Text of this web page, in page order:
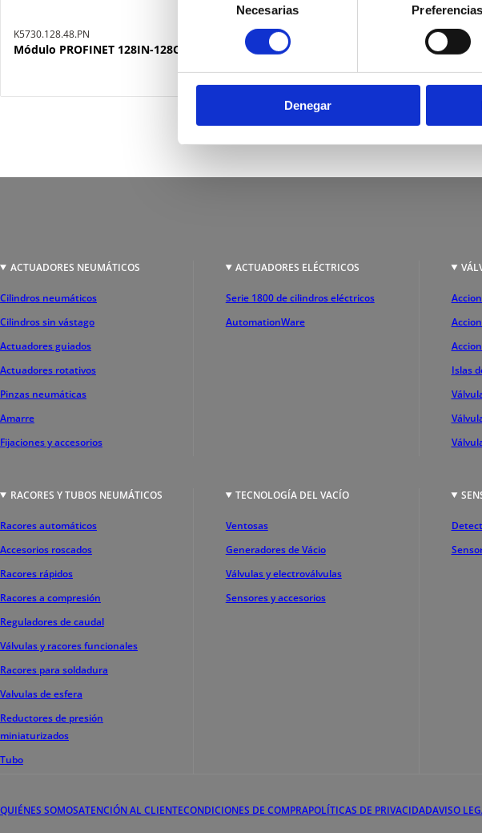
consentimiento
Necesarias Preferencias
Denegar
K5730.128.48.PN
Módulo PROFINET 128IN-128OUT (48 fijos)
ACTUADORES NEUMÁTICOS
Cilindros neumáticos
Cilindros sin vástago
Actuadores guiados
Actuadores rotativos
Pinzas neumáticas
Amarre
Fijaciones y accesorios
ACTUADORES ELÉCTRICOS
Serie 1800 de cilindros eléctricos
AutomationWare
Islas
RACORES Y TUBOS NEUMÁTICOS
Racores automáticos
Accesorios roscados
Racores rápidos
Racores a compresión
Reguladores de caudal
Válvulas y racores funcionales
Racores para soldadura
Valvulas de esfera
Reductores de presión
miniaturizados
Tubo
TECNOLOGÍA DEL VACÍO
Ventosas
Generadores de Vácio
Válvulas y electroválvulas
Sensores y accesorios
QUIÉNES SOMOSATENCIÓN AL CLIENTECONDICIONES DE COMPRAPOLÍTICAS DE PRIVACIDADAVISO